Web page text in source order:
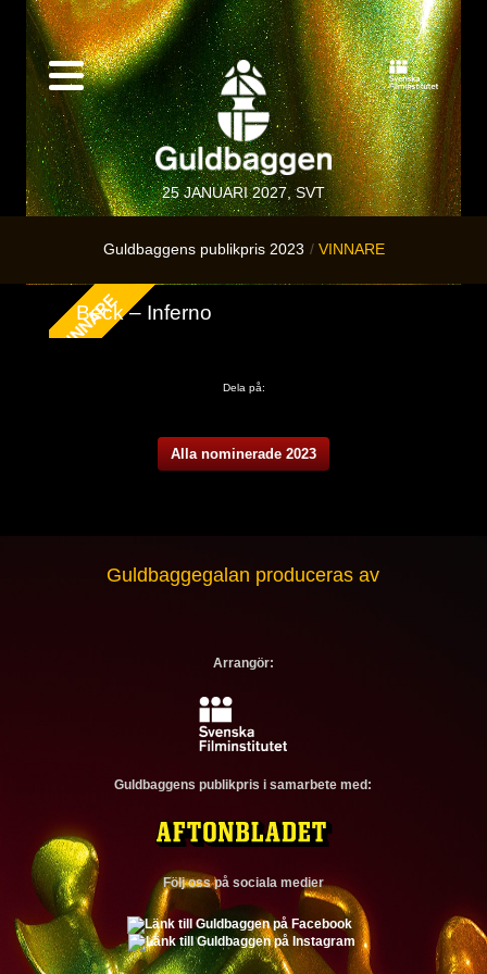
25 JANUARI 2027, SVT
Guldbaggens publikpris 2023 VINNARE
Beck – Inferno
Dela på:
Alla nominerade 2023
Guldbaggegalan produceras av
Arrangör:
Guldbaggens publikpris i samarbete med:
Följ oss på sociala medier